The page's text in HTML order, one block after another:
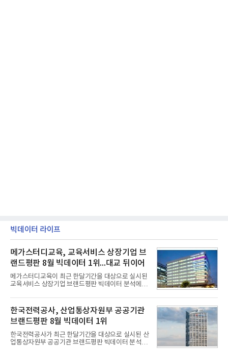
빅데이터 라이프
메가스터디교육, 교육서비스 상장기업 브
랜드평판 8월 빅데이터 1위...대교 뒤이어
메가스터디교육이 최근 한달기간을 대상으로 실시된
교육서비스 상장기업 브랜드평판 빅데이터 분석에서
일 한국기업평판연구소(소장 구창환)는 국내 교육서
비스 상장기업 브랜드를 대상으로 지난 7월 7일부터
8월 7일까지 수집된 소비자 빅데이터 10,074,233건
을 분석한 결과, 메가스터디교육이 브랜드평판지수
1,710,926을 기록하며 8월 1위에 올랐다고 밝혔다.
분석에 활용된 빅데이터는 지난 7월(9,491,206건) 대
비 6.14% 증가한 수치로, 교육서비스 상장기업 브랜
한국전력공사, 산업통상자원부 공공기관
브랜드평판 8월 빅데이터 1위
한국전력공사가 최근 한달기간을 대상으로 실시된 산
업통상자원부 공공기관 브랜드평판 빅데이터 분석에